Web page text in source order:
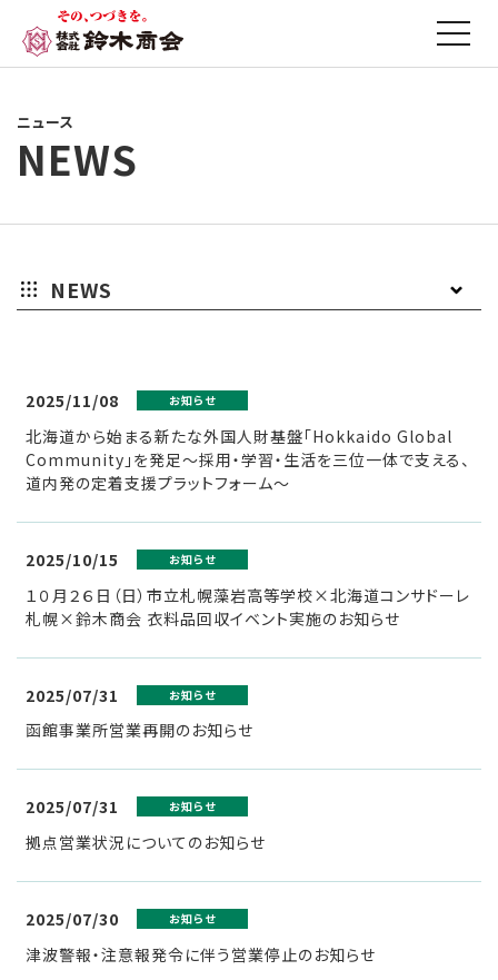
ニュース
NEWS
NEWS
ら
せ
ス
リ
ー
他
2025/11/08 お知らせ
北海道から始まる新たな外国人財基盤「Hokkaido Global
Community」を発足～採用・学習・生活を三位一体で支える、
道内発の定着支援プラットフォーム～
2025/10/15 お知らせ
１０月２６日（日）市立札幌藻岩高等学校×北海道コンサドーレ
札幌×鈴木商会 衣料品回収イベント実施のお知らせ
2025/07/31 お知らせ
函館事業所営業再開のお知らせ
2025/07/31 お知らせ
拠点営業状況についてのお知らせ
2025/07/30 お知らせ
津波警報・注意報発令に伴う営業停止のお知らせ